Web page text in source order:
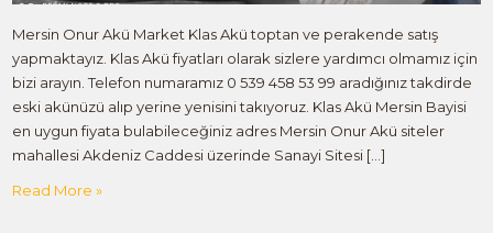
Mersin Onur Akü Market Klas Akü toptan ve perakende satış
yapmaktayız. Klas Akü fiyatları olarak sizlere yardımcı olmamız için
bizi arayın. Telefon numaramız 0 539 458 53 99 aradığınız takdirde
eski akünüzü alıp yerine yenisini takıyoruz. Klas Akü Mersin Bayisi
en uygun fiyata bulabileceğiniz adres Mersin Onur Akü siteler
mahallesi Akdeniz Caddesi üzerinde Sanayi Sitesi […]
Read More »